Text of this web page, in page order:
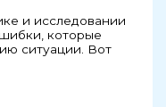
и исследовании
которые
ситуации. Вот